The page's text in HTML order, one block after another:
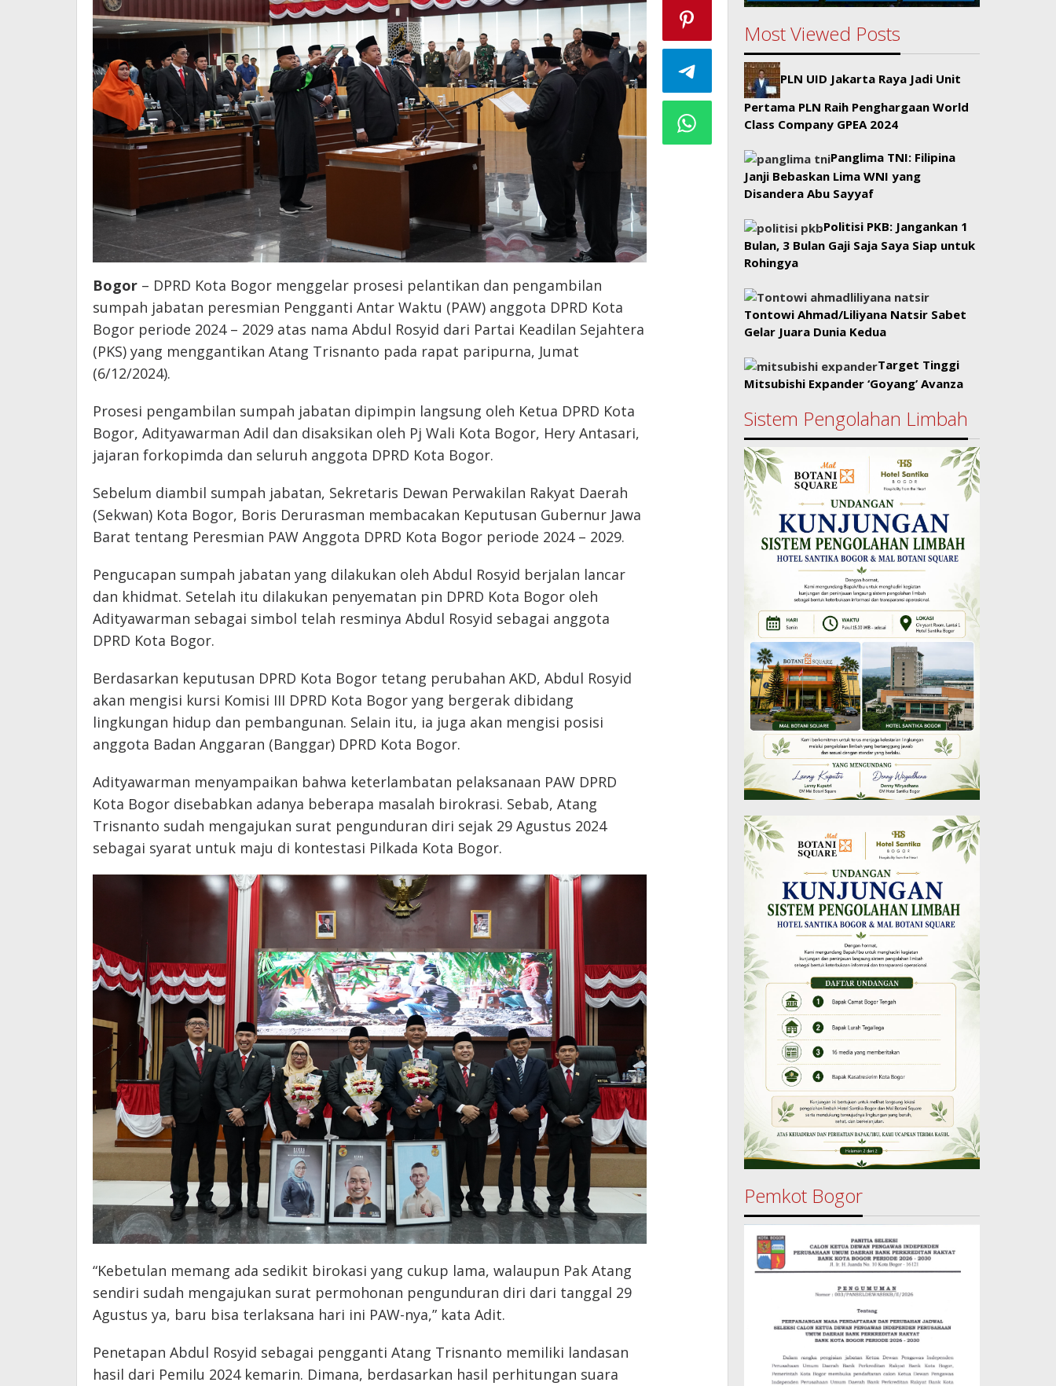
Bogor – DPRD Kota Bogor menggelar prosesi pelantikan dan pengambilan
sumpah jabatan peresmian Pengganti Antar Waktu (PAW) anggota DPRD Kota
Bogor periode 2024 – 2029 atas nama Abdul Rosyid dari Partai Keadilan Sejahtera
(PKS) yang menggantikan Atang Trisnanto pada rapat paripurna, Jumat
(6/12/2024).
Prosesi pengambilan sumpah jabatan dipimpin langsung oleh Ketua DPRD Kota
Bogor, Adityawarman Adil dan disaksikan oleh Pj Wali Kota Bogor, Hery Antasari,
jajaran forkopimda dan seluruh anggota DPRD Kota Bogor.
Sebelum diambil sumpah jabatan, Sekretaris Dewan Perwakilan Rakyat Daerah
(Sekwan) Kota Bogor, Boris Derurasman membacakan Keputusan Gubernur Jawa
Barat tentang Peresmian PAW Anggota DPRD Kota Bogor periode 2024 – 2029.
Pengucapan sumpah jabatan yang dilakukan oleh Abdul Rosyid berjalan lancar
dan khidmat. Setelah itu dilakukan penyematan pin DPRD Kota Bogor oleh
Adityawarman sebagai simbol telah resminya Abdul Rosyid sebagai anggota
DPRD Kota Bogor.
Berdasarkan keputusan DPRD Kota Bogor tetang perubahan AKD, Abdul Rosyid
akan mengisi kursi Komisi III DPRD Kota Bogor yang bergerak dibidang
lingkungan hidup dan pembangunan. Selain itu, ia juga akan mengisi posisi
anggota Badan Anggaran (Banggar) DPRD Kota Bogor.
Adityawarman menyampaikan bahwa keterlambatan pelaksanaan PAW DPRD
Kota Bogor disebabkan adanya beberapa masalah birokrasi. Sebab, Atang
Trisnanto sudah mengajukan surat pengunduran diri sejak 29 Agustus 2024
sebagai syarat untuk maju di kontestasi Pilkada Kota Bogor.
“Kebetulan memang ada sedikit birokasi yang cukup lama, walaupun Pak Atang
sendiri sudah mengajukan surat permohonan pengunduran diri dari tanggal 29
Agustus ya, baru bisa terlaksana hari ini PAW-nya,” kata Adit.
Penetapan Abdul Rosyid sebagai pengganti Atang Trisnanto memiliki landasan
hasil dari Pemilu 2024 kemarin. Dimana, berdasarkan hasil perhitungan suara
Most Viewed Posts
PLN UID Jakarta Raya Jadi Unit
Pertama PLN Raih Penghargaan World
Class Company GPEA 2024
Panglima TNI: Filipina
Janji Bebaskan Lima WNI yang
Disandera Abu Sayyaf
Politisi PKB: Jangankan 1
Bulan, 3 Bulan Gaji Saja Saya Siap untuk
Rohingya
Tontowi Ahmad/Liliyana Natsir Sabet
Gelar Juara Dunia Kedua
Target Tinggi
Mitsubishi Expander ‘Goyang’ Avanza
Sistem Pengolahan Limbah
Pemkot Bogor